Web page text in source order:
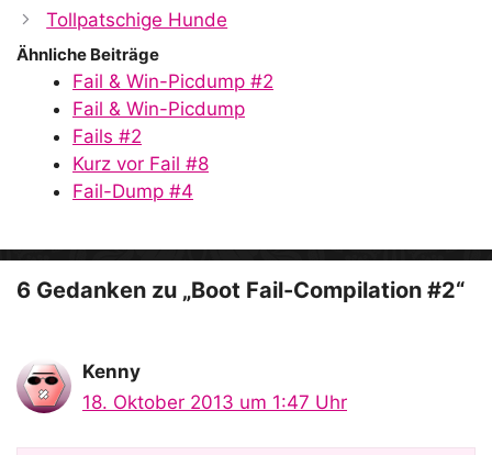
i
e
o
Tollpatschige Hunde
Ähnliche Beiträge
Fail & Win-Picdump #2
Fail & Win-Picdump
Fails #2
Kurz vor Fail #8
Fail-Dump #4
6 Gedanken zu „Boot Fail-Compilation #2“
Kenny
18. Oktober 2013 um 1:47 Uhr